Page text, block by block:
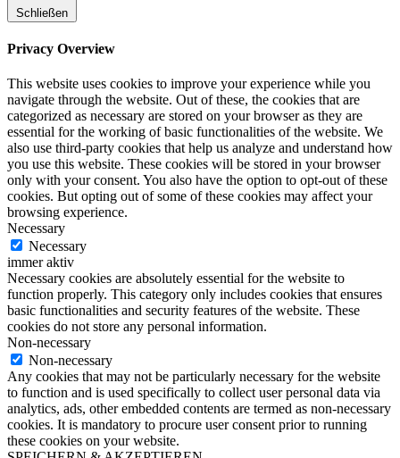
Schließen
Privacy Overview
This website uses cookies to improve your experience while you
navigate through the website. Out of these, the cookies that are
categorized as necessary are stored on your browser as they are
essential for the working of basic functionalities of the website. We
also use third-party cookies that help us analyze and understand how
you use this website. These cookies will be stored in your browser
only with your consent. You also have the option to opt-out of these
cookies. But opting out of some of these cookies may affect your
browsing experience.
Necessary
Necessary
immer aktiv
Necessary cookies are absolutely essential for the website to
function properly. This category only includes cookies that ensures
basic functionalities and security features of the website. These
cookies do not store any personal information.
Non-necessary
Non-necessary
Any cookies that may not be particularly necessary for the website
to function and is used specifically to collect user personal data via
analytics, ads, other embedded contents are termed as non-necessary
cookies. It is mandatory to procure user consent prior to running
these cookies on your website.